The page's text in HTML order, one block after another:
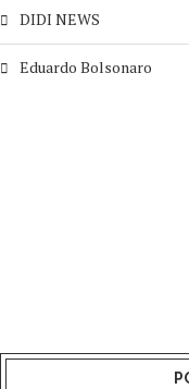
DIDI NEWS
Eduardo Bolsonaro